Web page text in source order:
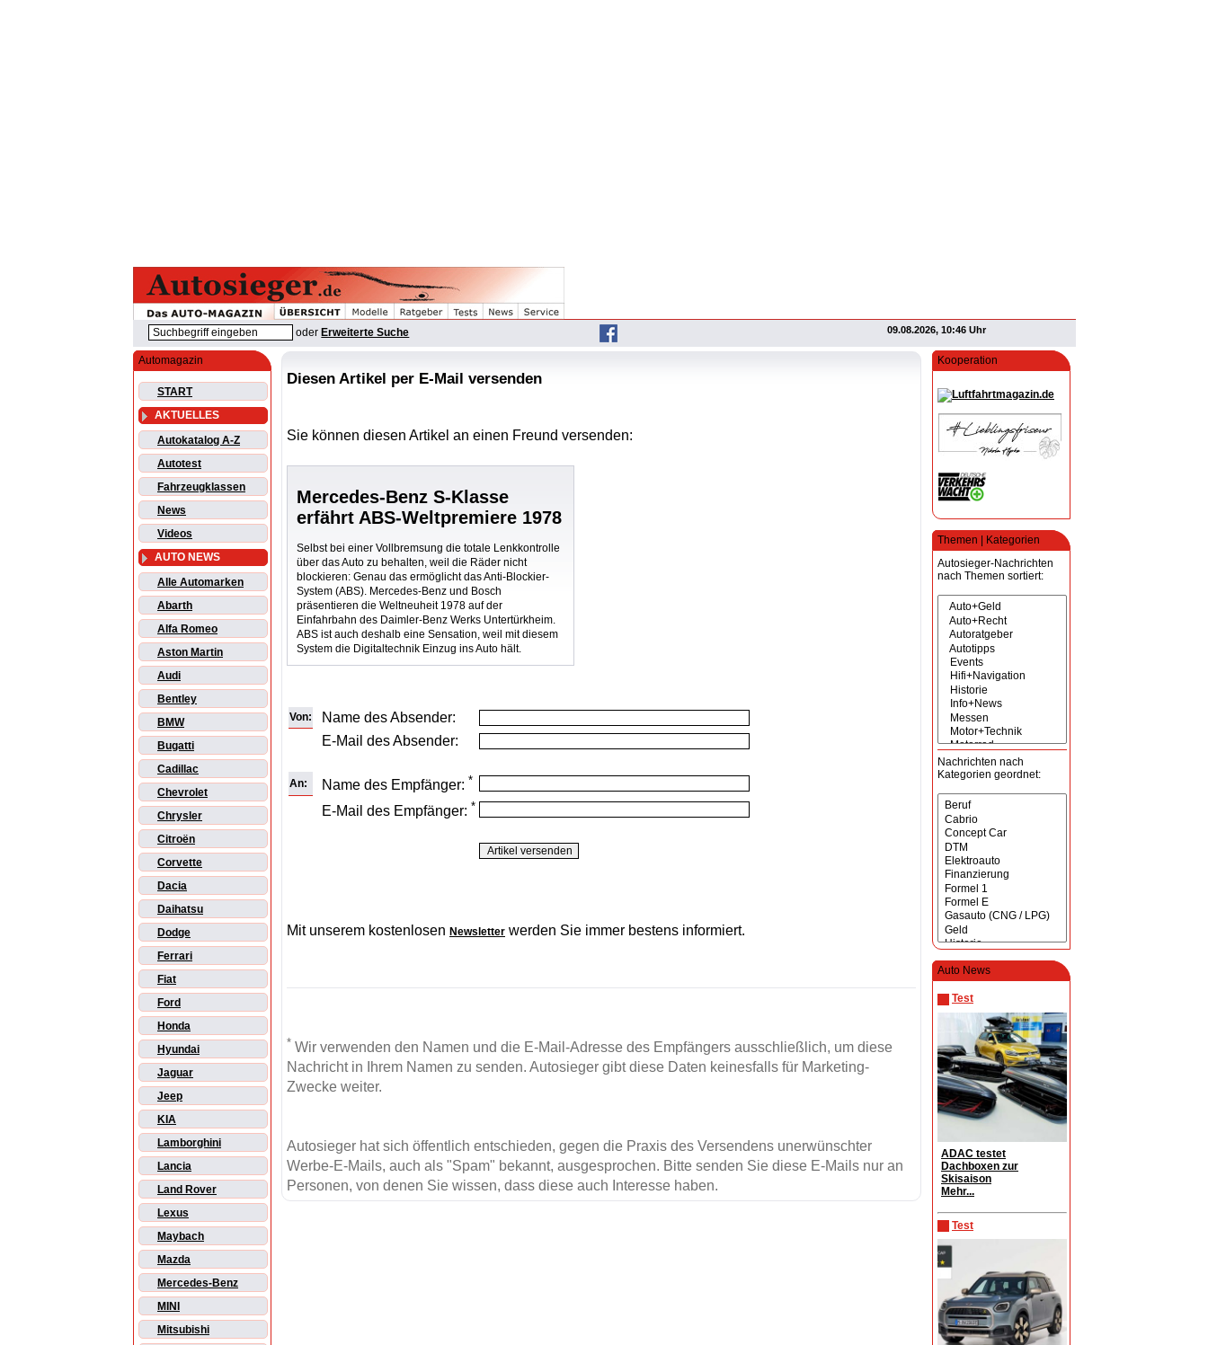
oder Erweiterte Suche 09.08.2026, 10:46 Uhr
Automagazin
START
AKTUELLES
Autokatalog A-Z
Autotest
Fahrzeugklassen
News
Videos
AUTO NEWS
Alle Automarken
Abarth
Alfa Romeo
Aston Martin
Audi
Bentley
BMW
Bugatti
Cadillac
Chevrolet
Chrysler
Citroën
Corvette
Dacia
Daihatsu
Dodge
Ferrari
Fiat
Ford
Honda
Hyundai
Jaguar
Jeep
KIA
Lamborghini
Lancia
Land Rover
Lexus
Maybach
Mazda
Mercedes-Benz
MINI
Mitsubishi
Kooperation
Themen | Kategorien
Autosieger-Nachrichten
nach Themen sortiert:
Nachrichten nach
Kategorien geordnet:
Auto News
Test
ADAC testet
Dachboxen zur
Skisaison
Mehr...
Test
Diesen Artikel per E-Mail versenden
Sie können diesen Artikel an einen Freund versenden:
Mercedes-Benz S-Klasse
erfährt ABS-Weltpremiere 1978
Selbst bei einer Vollbremsung die totale Lenkkontrolle
über das Auto zu behalten, weil die Räder nicht
blockieren: Genau das ermöglicht das Anti-Blockier-
System (ABS). Mercedes-Benz und Bosch
präsentieren die Weltneuheit 1978 auf der
Einfahrbahn des Daimler-Benz Werks Untertürkheim.
ABS ist auch deshalb eine Sensation, weil mit diesem
System die Digitaltechnik Einzug ins Auto hält.
Von:
Name des Absender:
E-Mail des Absender:
An: Name des Empfänger: *
E-Mail des Empfänger: *
Mit unserem kostenlosen Newsletter werden Sie immer bestens informiert.
* Wir verwenden den Namen und die E-Mail-Adresse des Empfängers ausschließlich, um diese
Nachricht in Ihrem Namen zu senden. Autosieger gibt diese Daten keinesfalls für Marketing-
Zwecke weiter.
Autosieger hat sich öffentlich entschieden, gegen die Praxis des Versendens unerwünschter
Werbe-E-Mails, auch als "Spam" bekannt, ausgesprochen. Bitte senden Sie diese E-Mails nur an
Personen, von denen Sie wissen, dass diese auch Interesse haben.